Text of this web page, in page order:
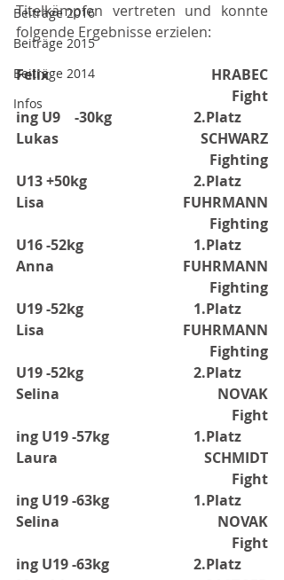
Beiträge 2016
Beiträge 2015
Beiträge 2014
Infos
Titelkämpfen vertreten und konnte
folgende Ergebnisse erzielen:
Felix HRABEC
Fight
ing U9
-30kg
2.Platz
Lukas SCHWARZ
Fighting
U13 +50kg
2.Platz
Lisa FUHRMANN
Fighting
U16 -52kg
1.Platz
Anna FUHRMANN
Fighting
U19 -52kg
1.Platz
Lisa FUHRMANN
Fighting
U19 -52kg
2.Platz
Selina NOVAK
Fight
ing U19 -57kg
1.Platz
Laura SCHMIDT
Fight
ing U19 -63kg
1.Platz
Selina NOVAK
Fight
ing U19 -63kg
2.Platz